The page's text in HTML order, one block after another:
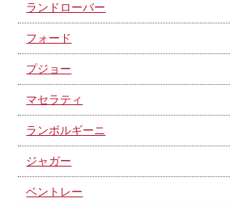
ランドローバー
フォード
プジョー
マセラティ
ランボルギーニ
ジャガー
ベントレー